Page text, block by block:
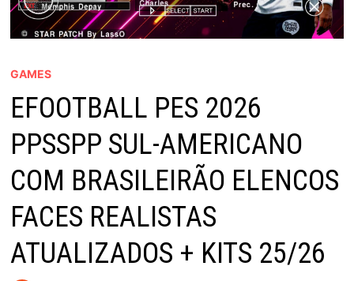
GAMES
EFOOTBALL PES 2026
PPSSPP SUL-AMERICANO
COM BRASILEIRÃO ELENCOS
FACES REALISTAS
ATUALIZADOS + KITS 25/26